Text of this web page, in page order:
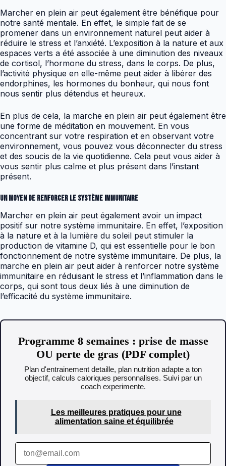
Marcher en plein air peut également être bénéfique pour
notre santé mentale. En effet, le simple fait de se
promener dans un environnement naturel peut aider à
réduire le stress et l’anxiété. L’exposition à la nature et aux
espaces verts a été associée à une diminution des niveaux
de cortisol, l’hormone du stress, dans le corps. De plus,
l’activité physique en elle-même peut aider à libérer des
endorphines, les hormones du bonheur, qui nous font
nous sentir plus détendus et heureux.
En plus de cela, la marche en plein air peut également être
une forme de méditation en mouvement. En vous
concentrant sur votre respiration et en observant votre
environnement, vous pouvez vous déconnecter du stress
et des soucis de la vie quotidienne. Cela peut vous aider à
vous sentir plus calme et plus présent dans l’instant
présent.
Un moyen de renforcer le système immunitaire
Marcher en plein air peut également avoir un impact
positif sur notre système immunitaire. En effet, l’exposition
à la nature et à la lumière du soleil peut stimuler la
production de vitamine D, qui est essentielle pour le bon
fonctionnement de notre système immunitaire. De plus, la
marche en plein air peut aider à renforcer notre système
immunitaire en réduisant le stress et l’inflammation dans le
corps, qui sont tous deux liés à une diminution de
l’efficacité du système immunitaire.
Programme 8 semaines : prise de masse
OU perte de gras (PDF complet)
Plan d'entrainement detaille, plan nutrition adapte a ton
objectif, calculs caloriques personnalises. Suivi par un
coach experimente.
Les meilleures pratiques pour une
alimentation saine et équilibrée